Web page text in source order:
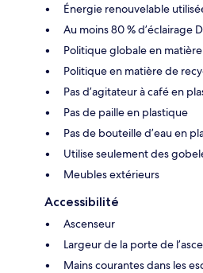
Énergie renouvelable
Au moins 80 % d’éclairage
Politique globale en
Politique en matière de
Pas d’agitateur à café en
Pas de paille en plastique
Pas de bouteille d’eau en
Utilise seulement des
Meubles extérieurs
Accessibilité
Ascenseur
Largeur de la porte de
Mains courantes dans les